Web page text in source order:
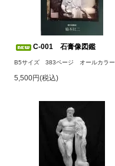
C-001 石膏像図鑑
B5サイズ 383ページ オールカラー
5,500円(税込)